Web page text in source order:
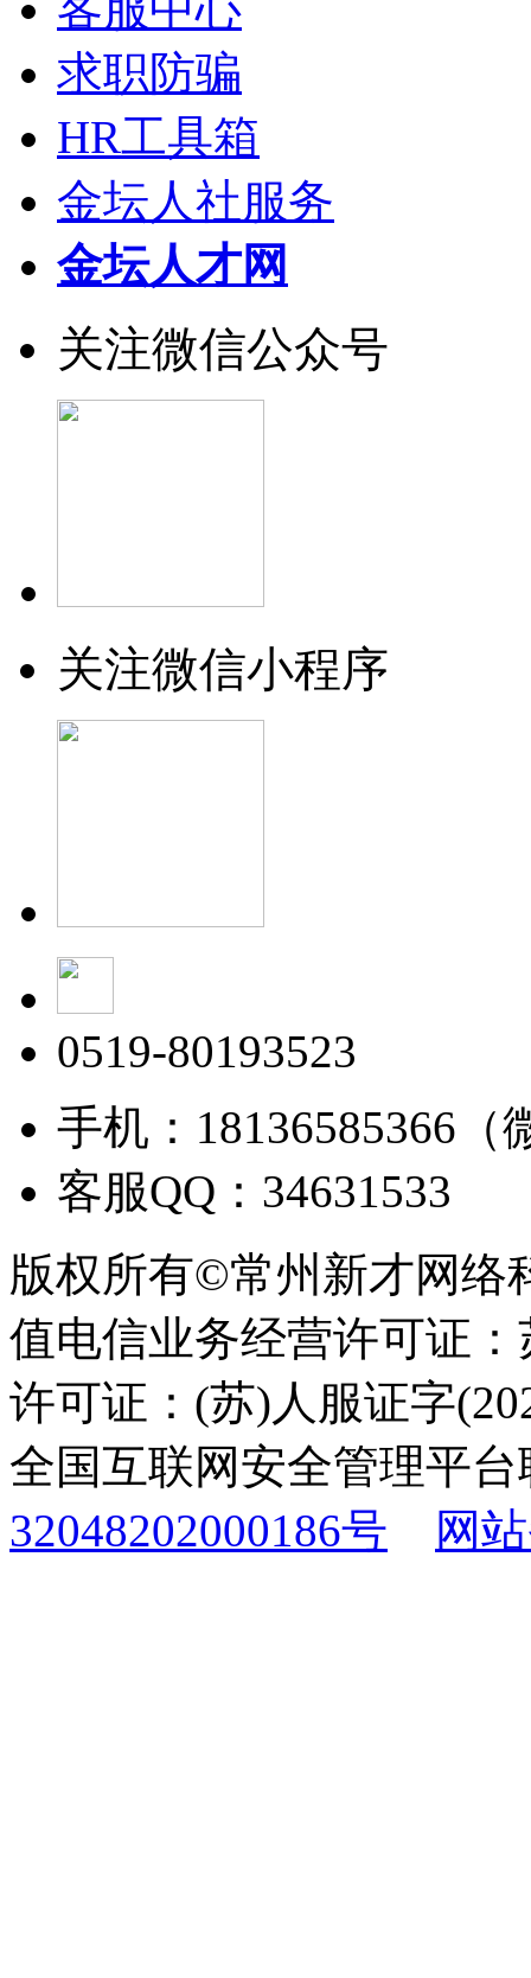
求职防骗
HR工具箱
金坛人社服务
金坛人才网
关注微信公众号
关注微信小程序
0519-80193523
手机：18136585366（
客服QQ：34631533
版权所有©常州新才网络
值电信业务经营许可证
许可证：(苏)人服证字
全国互联网安全管理平
32048202000186号
网